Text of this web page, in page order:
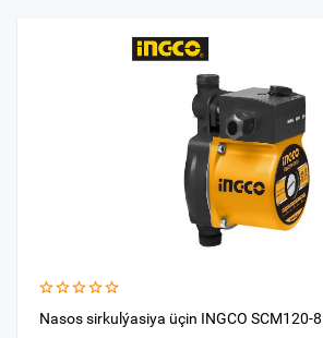
Nasos sirkulýasiya üçin INGCO SCM120-8